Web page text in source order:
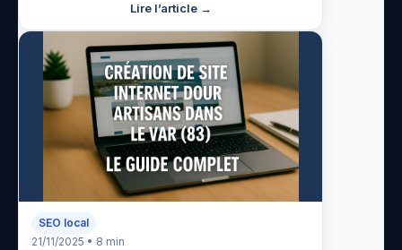
Lire l’article →
SEO local
21/11/2025 • 8 min